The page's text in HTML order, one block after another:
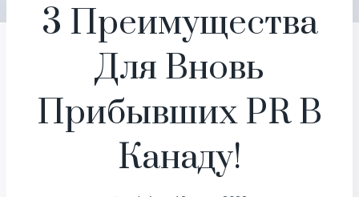
3 Преимущества
Для Вновь
Прибывших PR В
Канаду!